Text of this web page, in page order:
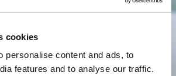
cookies
personalise content and ads, to
features and to analyse our traffic.
Verkoop-en